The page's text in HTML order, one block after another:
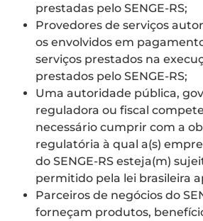
prestadas pelo SENGE-RS;
Provedores de serviços
os envolvidos em
serviços prestados na
prestados pelo SENGE-RS;
Uma autoridade pública,
reguladora ou fiscal
necessário cumprir com a
regulatória à qual a(s)
do SENGE-RS esteja(m)
permitido pela lei brasileira
Parceiros de negócios do
forneçam produtos,